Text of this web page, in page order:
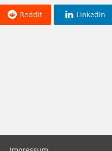
Reddit LinkedIn